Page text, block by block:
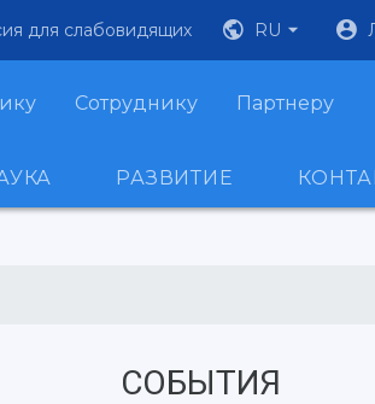
для слабовидящих RU
Сотруднику Партнеру
РАЗВИТИЕ
СОБЫТИЯ